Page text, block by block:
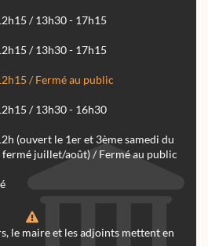
/ 13h30 - 17h15
/ 13h30 - 17h15
/ Fermé au public
/ 13h30 - 16h30
(ouvert le 1er et 3ème samedi du
fermé juillet/août) / Fermé au public
le maire et les adjoints mettent en